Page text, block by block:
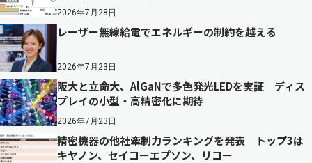
2026年7月28日
レーザー無線給電でエネルギーの制約を越える
2026年7月23日
阪大と立命大、AlGaNで多色発光LEDを実証 ディス
プレイの小型・高精密化に期待
2026年7月23日
精密機器の他社牽制力ランキングを発表 トップ3は
キヤノン、セイコーエプソン、リコー